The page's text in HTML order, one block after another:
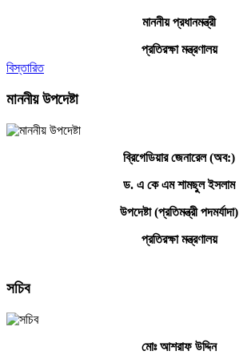
মাননীয় প্রধানমন্ত্রী
প্রতিরক্ষা মন্ত্রণালয়
বিস্তারিত
মাননীয় উপদেষ্টা
ব্রিগেডিয়ার জেনারেল (অব:)
ড. এ কে এম শামছুল ইসলাম
উপদেষ্টা (প্রতিমন্ত্রী পদমর্যাদা)
প্রতিরক্ষা মন্ত্রণালয়
সচিব
মোঃ আশরাফ উদ্দিন